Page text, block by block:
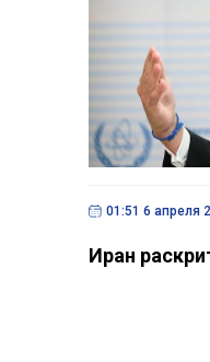
01:51 6 апреля
Иран